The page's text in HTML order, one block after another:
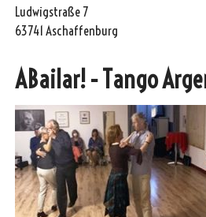
Ludwigstraße 7
63741 Aschaffenburg
ABailar! - Tango